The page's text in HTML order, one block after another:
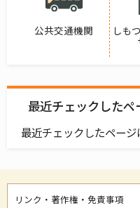
公共交通機関
しも
最近チェックしたペ
最近チェックしたページ
リンク・著作権・免責事項